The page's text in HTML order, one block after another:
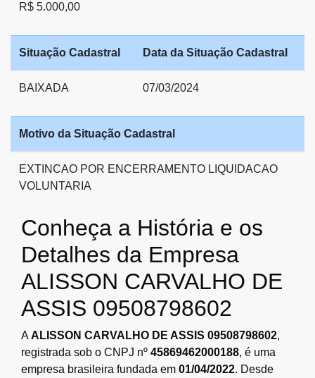
R$ 5.000,00
Situação Cadastral Data da Situação Cadastral
BAIXADA 07/03/2024
Motivo da Situação Cadastral
EXTINCAO POR ENCERRAMENTO LIQUIDACAO
VOLUNTARIA
Conheça a História e os
Detalhes da Empresa
ALISSON CARVALHO DE
ASSIS 09508798602
AALISSON CARVALHO DE ASSIS 09508798602,
registrada sob o CNPJ nº 45869462000188, é uma
empresa brasileira fundada em 01/04/2022. Desde